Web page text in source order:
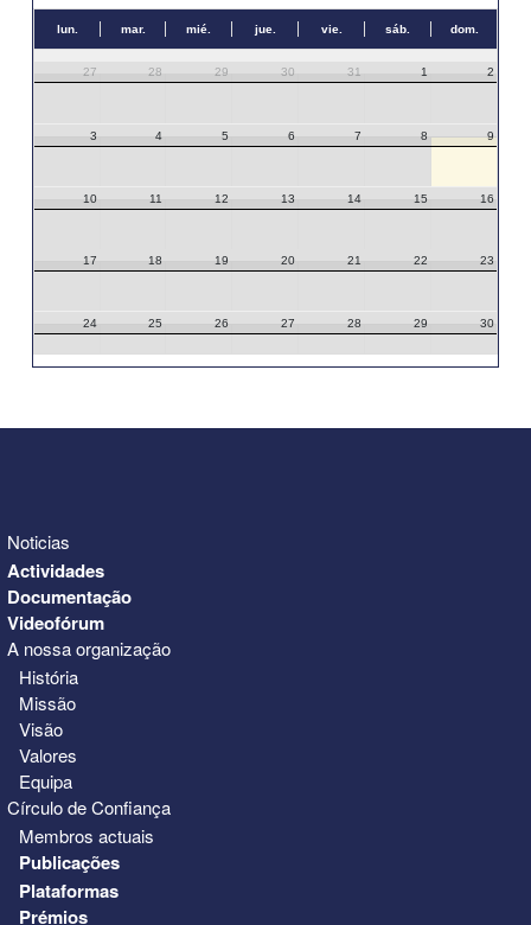
lun. mar. mié. jue. vie. sáb. dom.
27 28 29 30 31 1 2
3 4 5 6 7 8 9
10 11 12 13 14 15 16
17 18 19 20 21 22 23
24 25 26 27 28 29 30
Noticias
Actividades
Documentação
Videofórum
A nossa organização
História
Missão
Visão
Valores
Equipa
Círculo de Confiança
Membros actuais
Publicações
Plataformas
Prémios